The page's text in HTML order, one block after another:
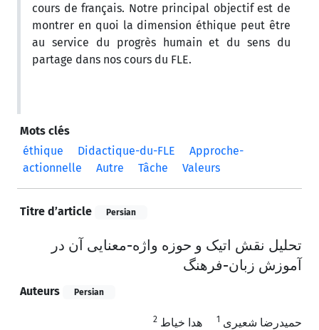
cours de français. Notre principal objectif est de
montrer en quoi la dimension éthique peut être
au service du progrès humain et du sens du
partage dans nos cours du FLE.
Mots clés
éthique
Didactique-du-FLE
Approche-
actionnelle
Autre Tâche Valeurs
Titre d’article Persian
تحلیل نقش اتیک و حوزه واژه-معنایی آن در
آموزش زبان-فرهنگ
Auteurs Persian
حمیدرضا شعیری 1 هدا خیاط 2